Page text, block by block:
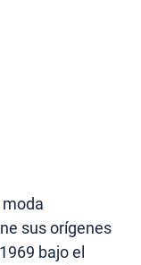
sus orígenes
bajo el